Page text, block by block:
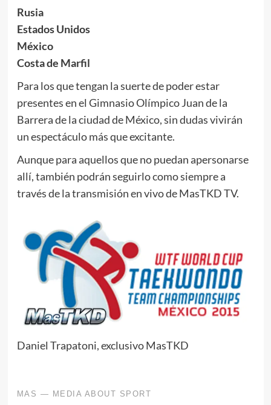
Rusia
Estados Unidos
México
Costa de Marfil
Para los que tengan la suerte de poder estar
presentes en el Gimnasio Olímpico Juan de la
Barrera de la ciudad de México, sin dudas vivirán
un espectáculo más que excitante.
Aunque para aquellos que no puedan apersonarse
allí, también podrán seguirlo como siempre a
través de la transmisión en vivo de MasTKD TV.
Daniel Trapatoni, exclusivo MasTKD